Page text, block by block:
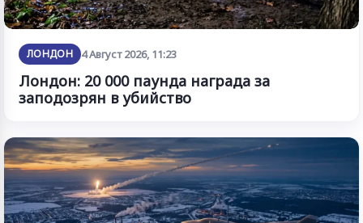
ЛОНДОН 4 Август 2026, 11:23
Лондон: 20 000 паунда награда за
заподозрян в убийство